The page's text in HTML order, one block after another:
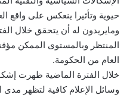
حيوية وتأثيرا ينعكس على واقع
ومايريدون له أن يتحقق خلال
المنتظر وبالمستوى الممكن
العام من الحكومة.
خلال الفترة الماضية ظهرت
وسائل الإعلام كافية لتظهر